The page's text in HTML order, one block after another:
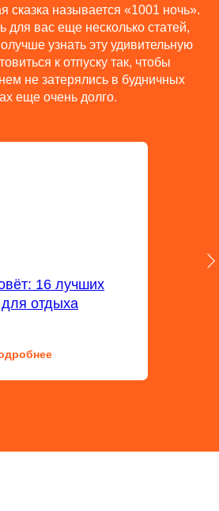
сказка называется «1001 ночь».
для вас еще несколько статей,
узнать эту удивительную
к отпуску так, чтобы
не затерялись в будничных
еще очень долго.
16 лучших
отдыха